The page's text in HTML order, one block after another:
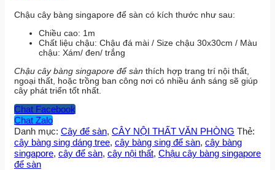
Chậu cây bàng singapore để sàn có kích thước như sau:
Chiều cao: 1m
Chất liệu chậu: Chậu đá mài / Size chậu 30x30cm / Màu
chậu: Xám/ đen/ trắng
Chậu cây bàng singapore để sàn thích hợp trang trí nội thất,
ngoại thất, hoặc trồng ban công nơi có nhiều ánh sáng sẽ giúp
cây phát triển tốt nhất.
Chat Facebook
Chat Zalo
Danh mục: Cây để sàn, CÂY NỘI THẤT VĂN PHÒNG Thẻ:
cây bàng sing dáng tree, cây bàng sing để sàn, cây bàng
singapore, cây để sàn, cây nội thất, Chậu cây bàng singapore
để sàn